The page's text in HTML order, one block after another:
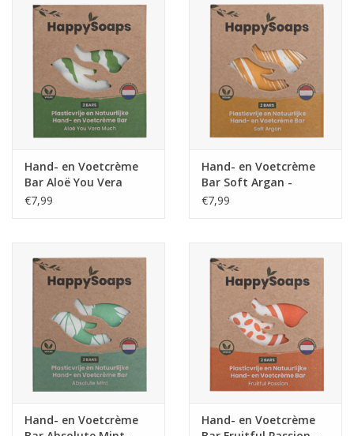
Stationery & Gifts
Hebbedingen
Thee, Koffie & wat Lekkers
Wenskaarten
Brievenbus Kadootjes
Kadobonnen
Geslaagd!
Hand- en Voetcrème
Bar Aloë You Vera
Much - HappySoaps
€7,99
Hand- en Voetcrème
Bar Soft Argan -
HappySoaps
€7,99
Hand- en Voetcrème
Hand- en Voetcrème